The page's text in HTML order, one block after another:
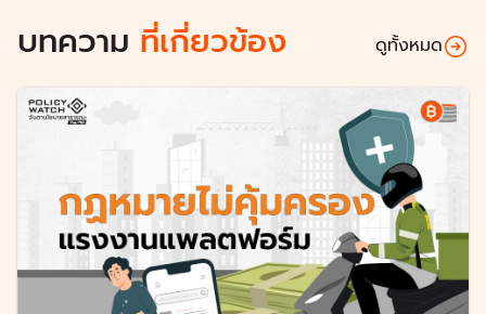
บทความ ที่เกี่ยวข้อง ดูทั้งหมด